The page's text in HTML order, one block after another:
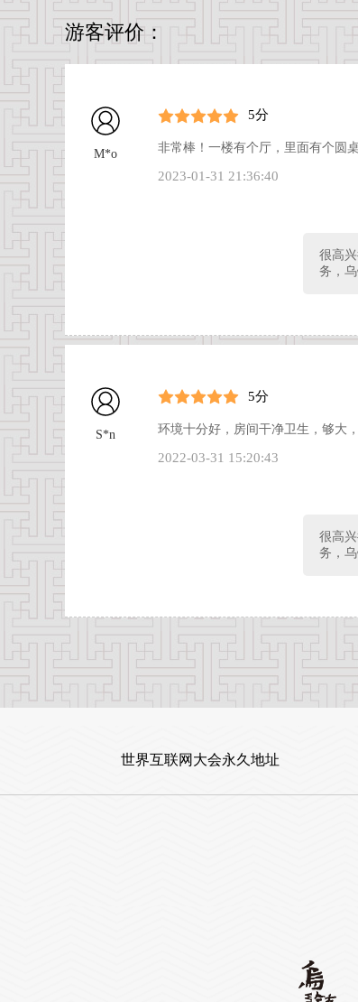
游客评价：
M*o
5分
非常棒！一楼有个厅，里面有个圆
2023-01-31 21:36:40
很高
务，
S*n
5分
环境十分好，房间干净卫生，够大
2022-03-31 15:20:43
很高
务，
世界互联网大会永久地址